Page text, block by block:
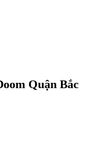
Quận Bắc